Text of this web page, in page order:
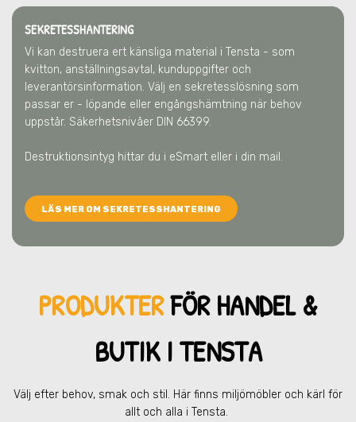
SEKRETESSHANTERING
Vi kan destruera ert känsliga material i Tensta - som
kvitton, anställningsavtal, kunduppgifter och
leverantörsinformation. Välj en sekretesslösning som
passar er - löpande eller engångshämtning när behov
uppstår. Säkerhetsnivåer DIN 66399.
Destruktionsintyg hittar du i eSmart eller i din mail.
LÄS MER OM SEKRETESSHANTERING
PRODUKTERFÖR HANDEL &
BUTIK I TENSTA
Välj efter behov, smak och stil. Här finns miljömöbler och kärl för
allt och alla i Tensta.